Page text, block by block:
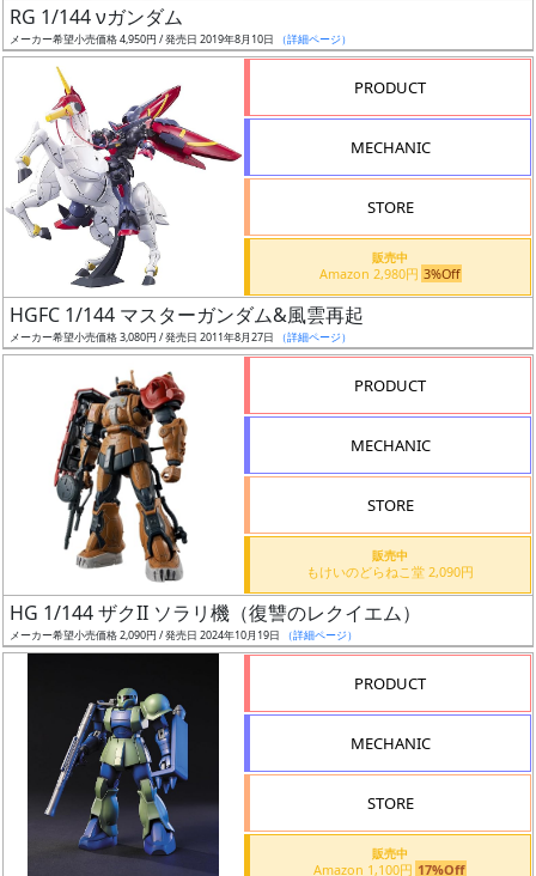
ー
ズ・
ル
況
売
抽
選
RG 1/144 νガンダム
メーカー希望小売価格 4,950円 / 発売日 2019年8月10日 （詳細ページ）
PRODUCT
MECHANIC
STORE
販売中
Amazon 2,980円 3%Off
HGFC 1/144 マスターガンダム&風雲再起
メーカー希望小売価格 3,080円 / 発売日 2011年8月27日 （詳細ページ）
PRODUCT
MECHANIC
STORE
販売中
もけいのどらねこ堂 2,090円
HG 1/144 ザクII ソラリ機（復讐のレクイエム）
メーカー希望小売価格 2,090円 / 発売日 2024年10月19日 （詳細ページ）
PRODUCT
MECHANIC
STORE
販売中
Amazon 1,100円 17%Off